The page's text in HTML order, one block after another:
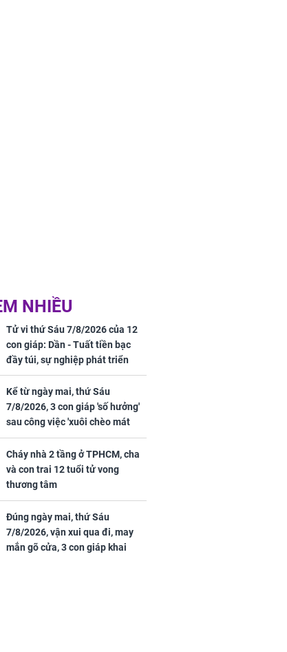
NHIỀU
Tử vi thứ Sáu 7/8/2026 của 12
con giáp: Dần - Tuất tiền bạc
đầy túi, sự nghiệp phát triển
hưng thịnh, Mão - Thân tài lộc
ảm đạm, mọi sự khó thành công
mỹ mãn
Kể từ ngày mai, thứ Sáu
7/8/2026, 3 con giáp 'số hưởng'
sau công việc 'xuôi chèo mát
mái', tiền tài 'thu về như nước',
tình duyên viên mãn
Cháy nhà 2 tầng ở TPHCM, cha
và con trai 12 tuổi tử vong
thương tâm
Đúng ngày mai, thứ Sáu
7/8/2026, vận xui qua đi, may
mắn gõ cửa, 3 con giáp khai